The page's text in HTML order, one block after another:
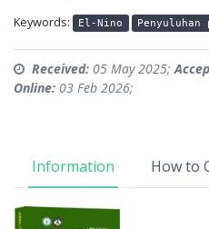
Keywords: El-Nino
Received: 05 May 2025;
Online: 03 Feb 2026;
Information How to